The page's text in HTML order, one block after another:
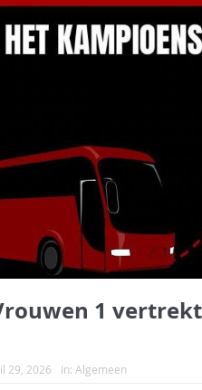
1
29, 2026 In: Algemeen